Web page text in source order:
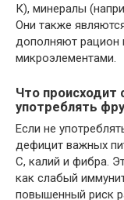
К), минералы
Они также
дополняют
микроэлементами.
Что происходит
употреблять
Если не
дефицит важных
C, калий и фибра.
как слабый
повышенный риск